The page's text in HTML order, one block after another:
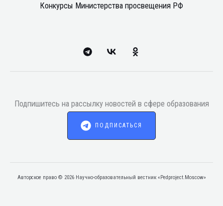
Конкурсы Министерства просвещения РФ
Подпишитесь на рассылку новостей в сфере образования
ПОДПИСАТЬСЯ
Авторское право © 2026 Научно-образовательный вестник «Pedproject.Moscow»